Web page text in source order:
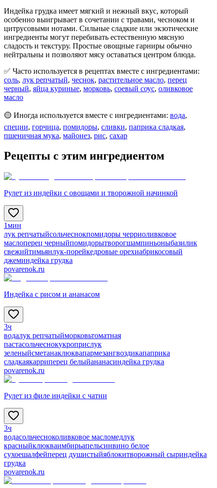
Индейка грудка имеет мягкий и нежный вкус, который
особенно выигрывает в сочетании с травами, чесноком и
цитрусовыми нотами. Сильные сладкие или экзотические
ингредиенты могут перебивать естественную мясную
сладость и текстуру. Простые овощные гарниры обычно
нейтральны и позволяют мясу оставаться центром блюда.
✅ Часто используется в рецептах вместе с ингредиентами:
соль, лук репчатый, чеснок, растительное масло, перец
черный, яйца куриные, морковь, соевый соус, оливковое
масло
🟡 Иногда используется вместе с ингредиентами: вода,
специи, горчица, помидоры, сливки, паприка сладкая,
пшеничная мука, майонез, рис, сахар
Рецепты с этим ингредиентом
Рулет из индейки с овощами и творожной начинкой
1мин
лук репчатыйсольчеснокпомидоры черриоливковое
маслоперец черныйпомидорытворогшампиньоныбазилик
свежийтимьянлук-порейкедровые орехиабрикосовый
джеминдейка грудка
povarenok.ru
Индейка с рисом и ананасом
3ч
водалук репчатыйморковьтоматная
пастасольчеснокукроприслук
зеленыйсметанаклюквапармезангвоздикапаприка
сладкаякарриперец белыйананасиндейка грудка
povarenok.ru
Рулет из филе индейки с чатни
3ч
водасольчесноколивковое масломедлук
красныйклюкваимбирьапельсинвино белое
сухоешалфейперец душистыйяблокитворожный сыриндейка
грудка
povarenok.ru